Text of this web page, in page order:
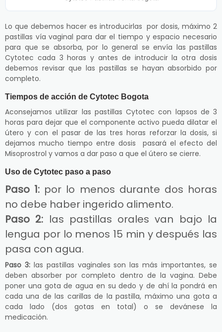
Lo que debemos hacer es introducirlas por dosis, máximo 2
pastillas vía vaginal para dar el tiempo y espacio necesario
para que se absorba, por lo general se envía las pastillas
Cytotec cada 3 horas y antes de introducir la otra dosis
debemos revisar que las pastillas se hayan absorbido por
completo.
Tiempos de acción de Cytotec Bogota
Aconsejamos utilizar las pastillas Cytotec con lapsos de 3
horas para dejar que el componente activo pueda dilatar el
útero y con el pasar de las tres horas reforzar la dosis, si
dejamos mucho tiempo entre dosis pasará el efecto del
Misoprostrol y vamos a dar paso a que el útero se cierre.
Uso de Cytotec paso a paso
Paso 1: por lo menos durante dos horas
no debe haber ingerido alimento.
Paso 2: las pastillas orales van bajo la
lengua por lo menos 15 min y después las
pasa con agua.
Paso 3:las pastillas vaginales son las más importantes, se
deben absorber por completo dentro de la vagina. Debe
poner una gota de agua en su dedo y de ahí la pondrá en
cada una de las carillas de la pastilla, máximo una gota a
cada lado (dos gotas en total) o se devánese la
medicación.